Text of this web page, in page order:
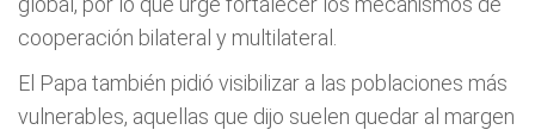
cooperación bilateral y multilateral.
El Papa también pidió visibilizar a las poblaciones más
vulnerables, aquellas que dijo suelen quedar al margen